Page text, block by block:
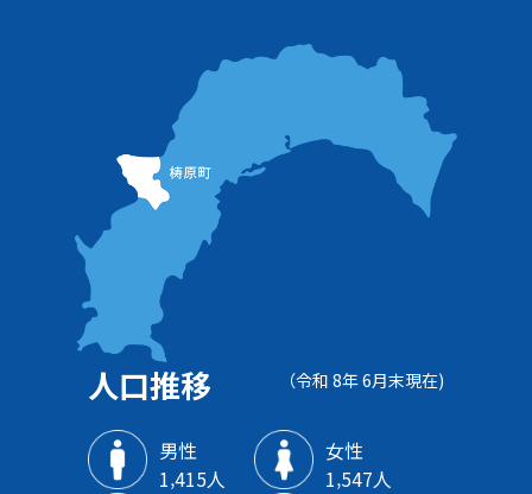
人口推移 （令和 8年 6月末現在)
男性
1‚415人
女性
1‚547人